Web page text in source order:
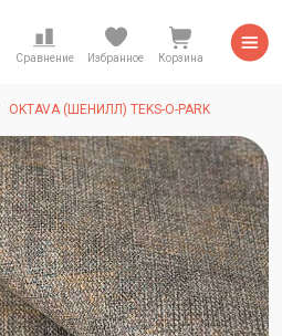
Сравнение Избранное Корзина
OKTAVA (ШЕНИЛЛ) TEKS-O-PARK